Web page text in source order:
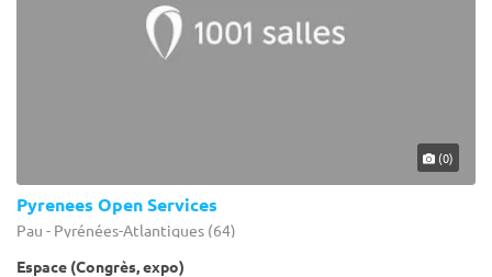
(0)
Pyrenees Open Services
Pau - Pyrénées-Atlantiques (64)
Espace (Congrès, expo)